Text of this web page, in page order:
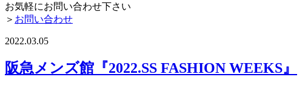
お気軽にお問い合わせ下さい
＞ お問い合わせ
2022.03.05
阪急メンズ館『2022.SS FASHION WEEKS』